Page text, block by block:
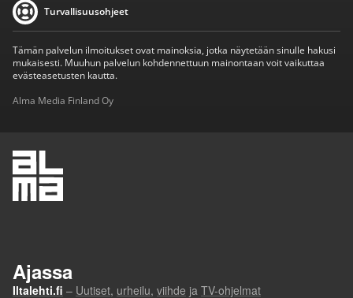
Turvallisuusohjeet
Tämän palvelun ilmoitukset ovat mainoksia, jotka näytetään sinulle hakusi
mukaisesti. Muuhun palvelun kohdennettuun mainontaan voit vaikuttaa
evästeasetusten kautta.
Alma Media Finland Oy